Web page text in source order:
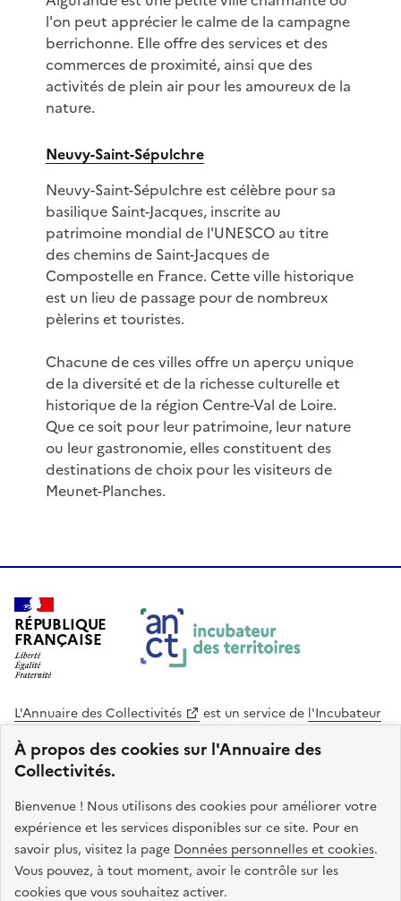
À propos des cookies sur l'Annuaire des
Collectivités.
Bienvenue ! Nous utilisons des cookies pour améliorer votre
expérience et les services disponibles sur ce site. Pour en
savoir plus, visitez la page Données personnelles et cookies.
Vous pouvez, à tout moment, avoir le contrôle sur les
cookies que vous souhaitez activer.
l'on peut apprécier le calme de la campagne
berrichonne. Elle offre des services et des
commerces de proximité, ainsi que des
activités de plein air pour les amoureux de la
nature.
Neuvy-Saint-Sépulchre
Neuvy-Saint-Sépulchre est célèbre pour sa
basilique Saint-Jacques, inscrite au
patrimoine mondial de l'UNESCO au titre
des chemins de Saint-Jacques de
Compostelle en France. Cette ville historique
est un lieu de passage pour de nombreux
pèlerins et touristes.
Chacune de ces villes offre un aperçu unique
de la diversité et de la richesse culturelle et
historique de la région Centre-Val de Loire.
Que ce soit pour leur patrimoine, leur nature
ou leur gastronomie, elles constituent des
destinations de choix pour les visiteurs de
Meunet-Planches.
RÉPUBLIQUE
FRANÇAISE
L'Annuaire des Collectivités est un service de l'Incubateur
des Territoires
Cohésion des Territoires
. Le code source de ce site web
est disponible en licence libre. Le design de ce site est conçu
avec le système de design de l’État.
legifrance.gouv.fr
info.gouv.fr
service-public.gouv.fr
data.gouv.fr